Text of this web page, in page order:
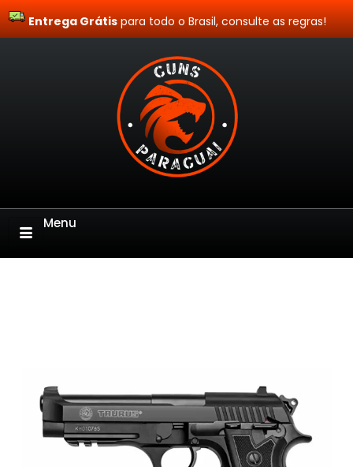
Site Blindado
Entrega Grátispara todo o Brasil, consulte as regras!
Menu